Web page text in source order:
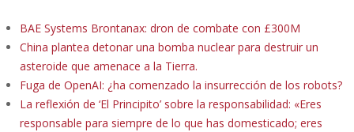
BAE Systems Brontanax: dron de combate con £300M
China plantea detonar una bomba nuclear para destruir un
asteroide que amenace a la Tierra.
Fuga de OpenAI: ¿ha comenzado la insurrección de los robots?
La reflexión de ‘El Principito’ sobre la responsabilidad: «Eres
responsable para siempre de lo que has domesticado; eres